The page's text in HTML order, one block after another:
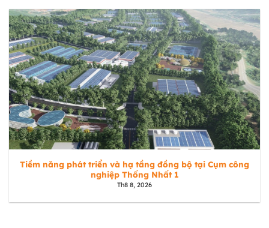
Tiềm năng phát triển và hạ tầng đồng bộ tại Cụm công
nghiệp Thống Nhất 1
Th8 8, 2026